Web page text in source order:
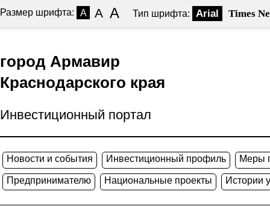
Размер шрифта: A A A Тип шрифта: Arial Times
город Армавир
Краснодарского края
Инвестиционный портал
Новости и события Инвестиционный профиль Меры
Предпринимателю Национальные проекты Истории